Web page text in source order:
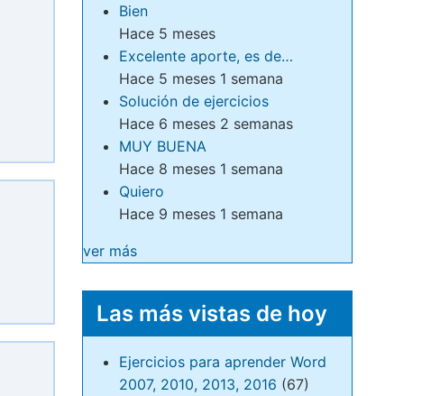
Bien
Hace 5 meses
Excelente aporte, es de…
Hace 5 meses 1 semana
Solución de ejercicios
Hace 6 meses 2 semanas
MUY BUENA
Hace 8 meses 1 semana
Quiero
Hace 9 meses 1 semana
ver más
Las más vistas de hoy
Ejercicios para aprender Word
2007, 2010, 2013, 2016 (67)